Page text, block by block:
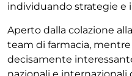
individuando strategie e
Aperto dalla colazione
team di farmacia,
decisamente
nazionali e